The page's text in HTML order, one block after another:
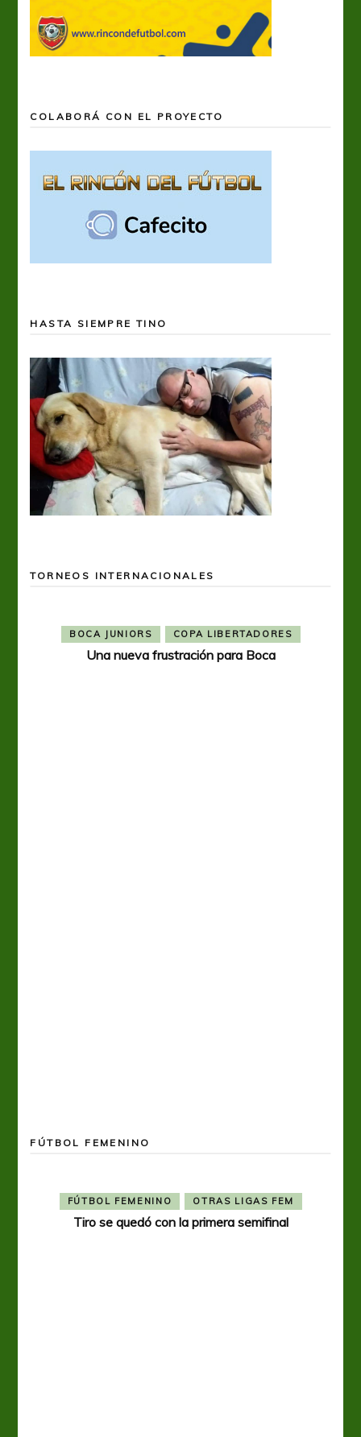
COLABORÁ CON EL PROYECTO
HASTA SIEMPRE TINO
TORNEOS INTERNACIONALES
BOCA JUNIORS COPA LIBERTADORES
Una nueva frustración para Boca
FÚTBOL FEMENINO
FÚTBOL FEMENINO OTRAS LIGAS FEM
Tiro se quedó con la primera semifinal